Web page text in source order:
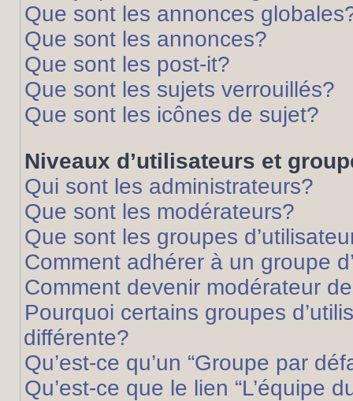
Que sont les annonces
Que sont les annonces?
Que sont les post-it?
Que sont les sujets verrouillés?
Que sont les icônes de sujet?
Niveaux d’utilisateurs et
Qui sont les administrateurs?
Que sont les modérateurs?
Que sont les groupes
Comment adhérer à un groupe
Comment devenir modérateur
Pourquoi certains groupes
différente?
Qu’est-ce qu’un “Groupe par
Qu’est-ce que le lien “L’équipe